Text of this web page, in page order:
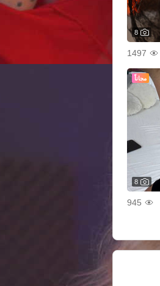
8
1497
مجاناً
8
945